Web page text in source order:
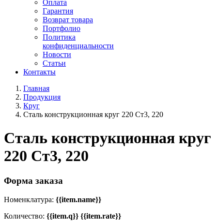
Оплата
Гарантия
Возврат товара
Портфолио
Политика
конфиденциальности
Новости
Статьи
Контакты
Главная
Продукция
Круг
Сталь конструкционная круг 220 Ст3, 220
Сталь конструкционная круг
220 Ст3, 220
Форма заказа
Номенклатура: {{item.name}}
Количество: {{item.q}} {{item.rate}}